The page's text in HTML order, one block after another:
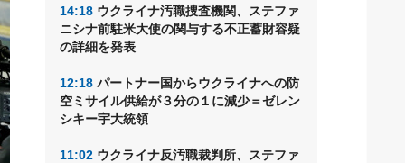
14:18 ウクライナ汚職捜査機関、ステファ
ニシナ前駐米大使の関与する不正蓄財容疑
の詳細を発表
12:18 パートナー国からウクライナへの防
空ミサイル供給が３分の１に減少＝ゼレン
シキー宇大統領
11:02 ウクライナ反汚職裁判所、ステファ